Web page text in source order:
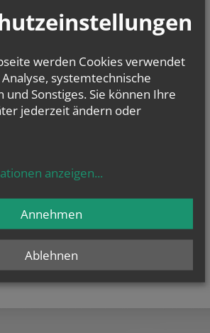
von Pfarre Pottenhofen im Rahmen des
Wien.
werden Cookies verwendet
systemtechnische
Sonstiges. Sie können Ihre
jederzeit ändern oder
anzeigen...
Ablehnen
Annehmen